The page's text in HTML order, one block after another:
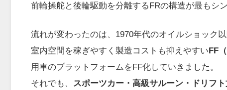
前輪操舵と後輪駆動を分離するFRの構造が最もシ
流れが変わったのは、1970年代のオイルショック以
室内空間を稼ぎやすく製造コストも抑えやすいFF
用車のプラットフォームをFF化していきました。
それでも、
スポーツカー・高級サルーン・ドリフ